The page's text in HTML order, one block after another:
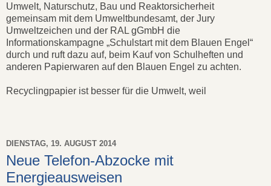
Umwelt, Naturschutz, Bau und Reaktorsicherheit
gemeinsam mit dem Umweltbundesamt, der Jury
Umweltzeichen und der RAL gGmbH die
Informationskampagne „Schulstart mit dem Blauen Engel“
durch und ruft dazu auf, beim Kauf von Schulheften und
anderen Papierwaren auf den Blauen Engel zu achten.
Recyclingpapier ist besser für die Umwelt, weil
DIENSTAG, 19. AUGUST 2014
Neue Telefon-Abzocke mit
Energieausweisen